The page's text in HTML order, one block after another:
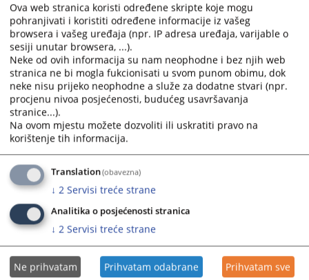
Trenutno nema vijesti
Ova web stranica koristi određene skripte koje mogu
pohranjivati i koristiti određene informacije iz vašeg
browsera i vašeg uređaja (npr. IP adresa uređaja, varijable o
sesiji unutar browsera, ...).
Neke od ovih informacija su nam neophodne i bez njih web
stranica ne bi mogla fukcionisati u svom punom obimu, dok
neke nisu prijeko neophodne a služe za dodatne stvari (npr.
procjenu nivoa posjećenosti, budućeg usavršavanja
stranice...).
Na ovom mjestu možete dozvoliti ili uskratiti pravo na
korištenje tih informacija.
Translation(obavezna)
↓ 2 Servisi treće strane
Analitika o posjećenosti stranica
↓ 2 Servisi treće strane
Ne prihvatam Prihvatam odabrane Prihvatam sve